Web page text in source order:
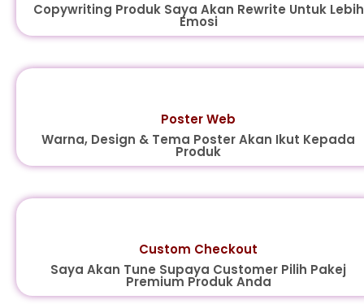
Copywriting Produk Saya Akan Rewrite Untuk Lebih
Emosi
Poster Web
Warna, Design & Tema Poster Akan Ikut Kepada
Produk
Custom Checkout
Saya Akan Tune Supaya Customer Pilih Pakej
Premium Produk Anda